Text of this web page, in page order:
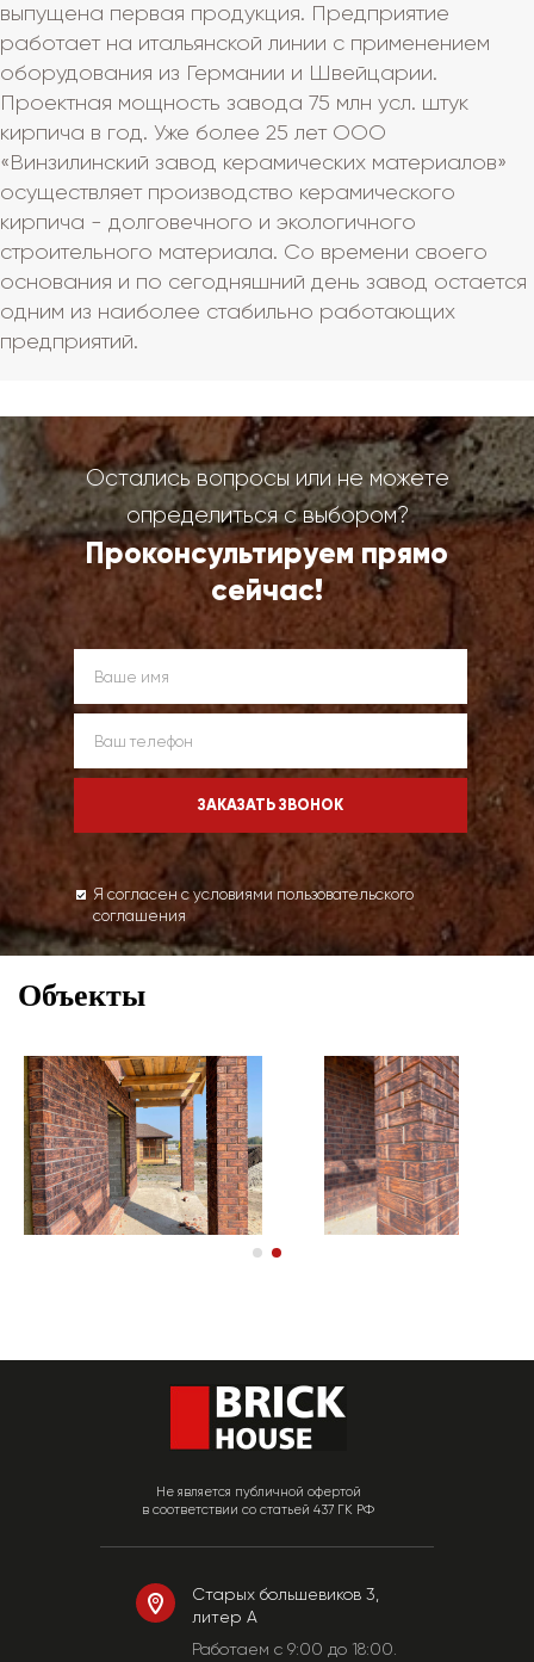
выпущена первая продукция. Предприятие
работает на итальянской линии с применением
оборудования из Германии и Швейцарии.
Проектная мощность завода 75 млн усл. штук
кирпича в год. Уже более 25 лет ООО
«Винзилинский завод керамических материалов»
осуществляет производство керамического
кирпича - долговечного и экологичного
строительного материала. Со времени своего
основания и по сегодняшний день завод остается
одним из наиболее стабильно работающих
предприятий.
Остались вопросы или не можете
определиться с выбором?
Проконсультируем прямо
сейчас!
Я согласен с условиями пользовательского
соглашения
Объекты
Не является публичной офертой
в соответствии со статьей 437 ГК РФ
Старых большевиков 3,
литер А
Работаем c 9:00 до 18:00.